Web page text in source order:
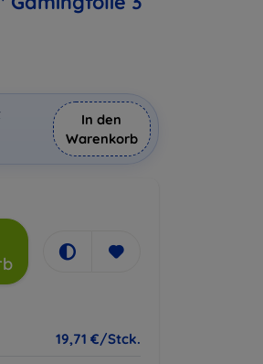
In den
Warenkorb
19,71 €/Stck.